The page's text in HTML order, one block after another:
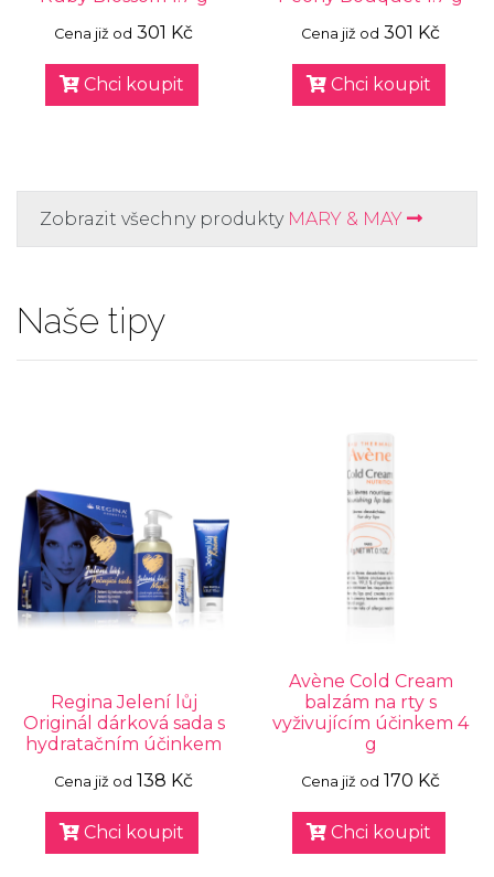
Cena již od 301 Kč
Chci koupit
Cena již od 301 Kč
Chci koupit
Zobrazit všechny produkty MARY & MAY
Naše tipy
Regina Jelení lůj
Originál dárková sada s
hydratačním účinkem
Cena již od 138 Kč
Chci koupit
Avène Cold Cream
balzám na rty s
vyživujícím účinkem 4
g
Cena již od 170 Kč
Chci koupit